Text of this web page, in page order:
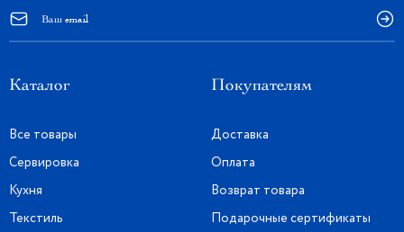
Каталог
Все товары
Сервировка
Кухня
Текстиль
Покупателям
Доставка
Оплата
Возврат товара
Подарочные сертификаты